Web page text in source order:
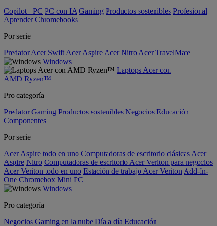
Copilot+ PC PC con IA Gaming Productos sostenibles Profesional
Aprender Chromebooks
Por serie
Predator Acer Swift Acer Aspire Acer Nitro Acer TravelMate
Windows
Laptops Acer con
AMD Ryzen™
Pro categoría
Predator Gaming Productos sostenibles Negocios Educación
Componentes
Por serie
Acer Aspire todo en uno Computadoras de escritorio clásicas Acer
Aspire Nitro Computadoras de escritorio Acer Veriton para negocios
Acer Veriton todo en uno Estación de trabajo Acer Veriton Add-In-
One Chromebox Mini PC
Windows
Pro categoría
Negocios Gaming en la nube Día a día Educación